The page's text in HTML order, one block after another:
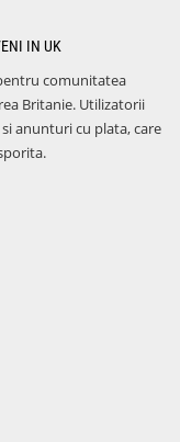
IN UK
comunitatea
Britanie. Utilizatorii
anunturi cu plata, care